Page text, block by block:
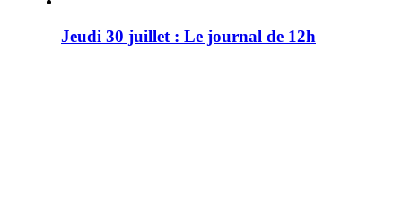
Jeudi 30 juillet : Le journal de 12h